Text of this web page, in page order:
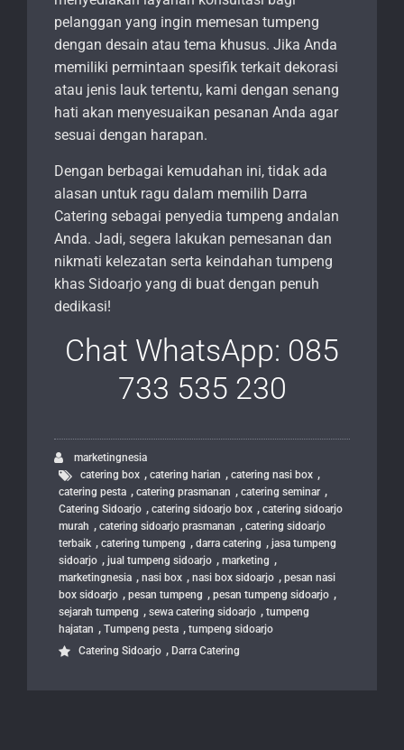
pelanggan yang ingin memesan tumpeng
dengan desain atau tema khusus. Jika Anda
memiliki permintaan spesifik terkait dekorasi
atau jenis lauk tertentu, kami dengan senang
hati akan menyesuaikan pesanan Anda agar
sesuai dengan harapan.
Dengan berbagai kemudahan ini, tidak ada
alasan untuk ragu dalam memilih Darra
Catering sebagai penyedia tumpeng andalan
Anda. Jadi, segera lakukan pemesanan dan
nikmati kelezatan serta keindahan tumpeng
khas Sidoarjo yang di buat dengan penuh
dedikasi!
Chat WhatsApp: 085
733 535 230
marketingnesia
catering box , catering harian , catering nasi box ,
catering pesta , catering prasmanan , catering seminar ,
Catering Sidoarjo , catering sidoarjo box , catering sidoarjo
murah , catering sidoarjo prasmanan , catering sidoarjo
terbaik , catering tumpeng , darra catering , jasa tumpeng
sidoarjo , jual tumpeng sidoarjo , marketing ,
marketingnesia , nasi box , nasi box sidoarjo , pesan nasi
box sidoarjo , pesan tumpeng , pesan tumpeng sidoarjo ,
sejarah tumpeng , sewa catering sidoarjo , tumpeng
hajatan , Tumpeng pesta , tumpeng sidoarjo
Catering Sidoarjo , Darra Catering